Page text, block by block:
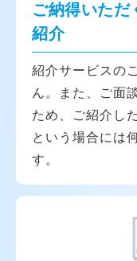
ご納得いただ
紹介
紹介サービスの
ん。また、ご面
ため、ご紹介し
という場合には
す。